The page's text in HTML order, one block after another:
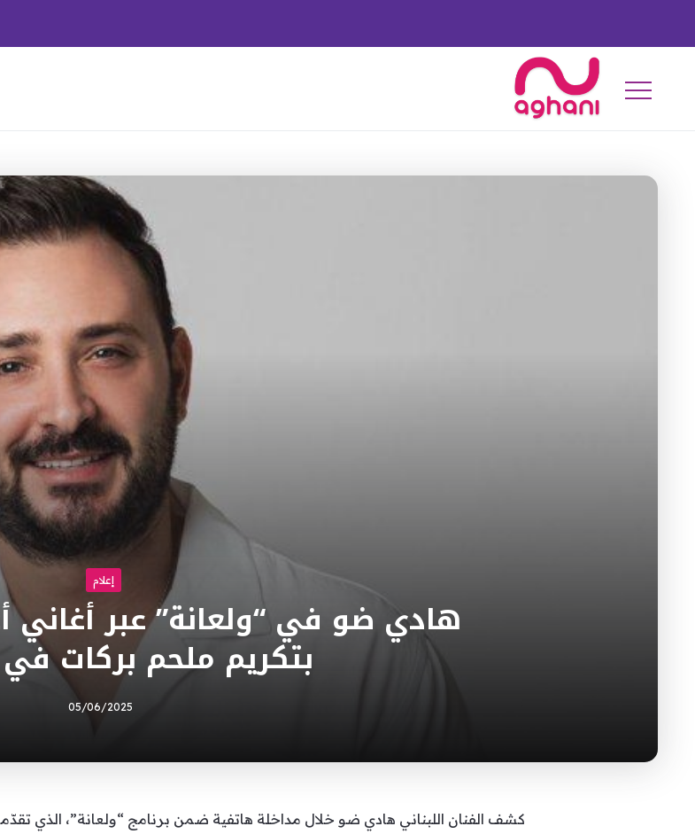
إعلام
هادي ضو في “ولعانة” عبر أغاني
بتكريم ملحم بركات في
05/06/2025
كشف الفنان اللبناني هادي ضو خلال مداخلة هاتفية ضمن برنامج “ولعانة”، الذي